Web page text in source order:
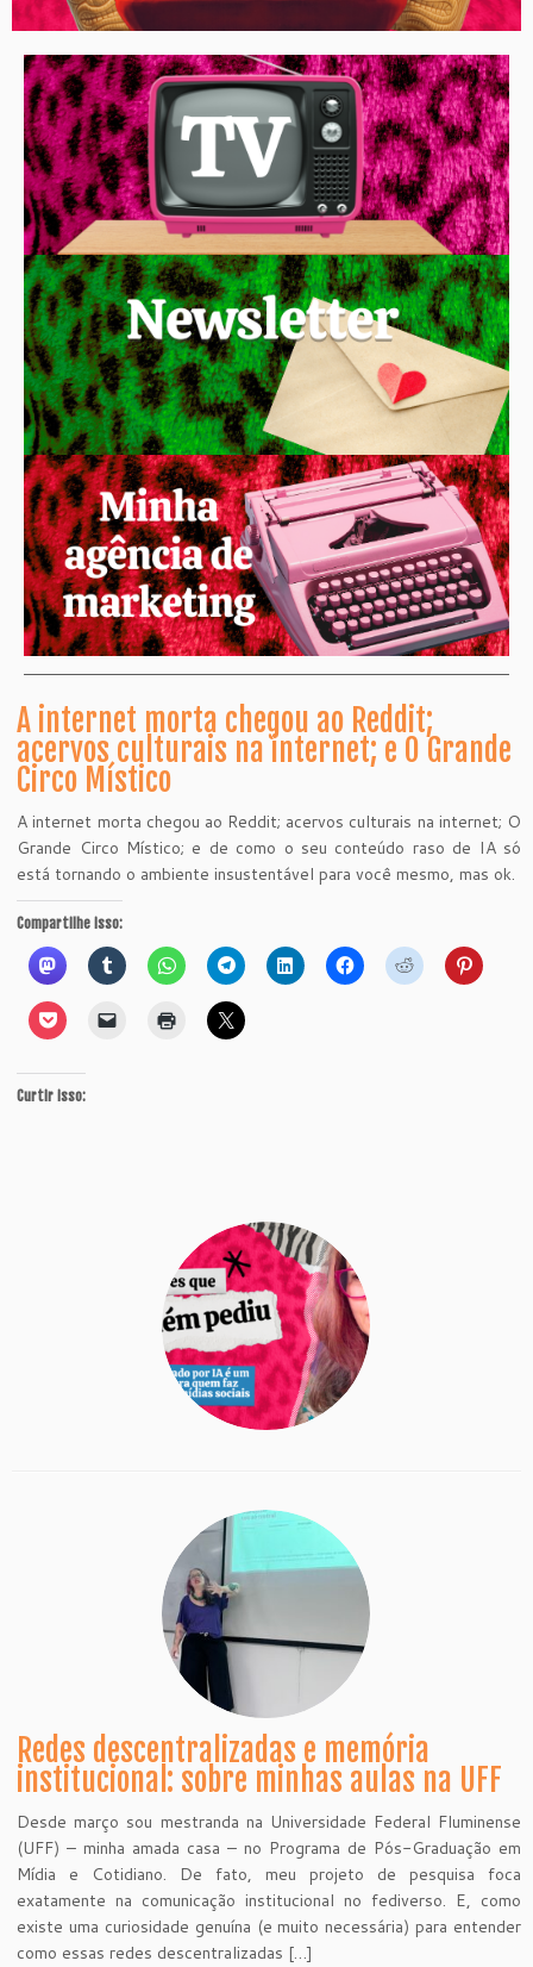
A internet morta chegou ao Reddit;
acervos culturais na internet; e O Grande
Circo Místico
A internet morta chegou ao Reddit; acervos culturais na internet; O
Grande Circo Místico; e de como o seu conteúdo raso de IA só
está tornando o ambiente insustentável para você mesmo, mas ok.
Compartilhe isso:
Curtir isso:
Redes descentralizadas e memória
institucional: sobre minhas aulas na UFF
Desde março sou mestranda na Universidade Federal Fluminense
(UFF) – minha amada casa – no Programa de Pós-Graduação em
Mídia e Cotidiano. De fato, meu projeto de pesquisa foca
exatamente na comunicação institucional no fediverso. E, como
existe uma curiosidade genuína (e muito necessária) para entender
como essas redes descentralizadas […]